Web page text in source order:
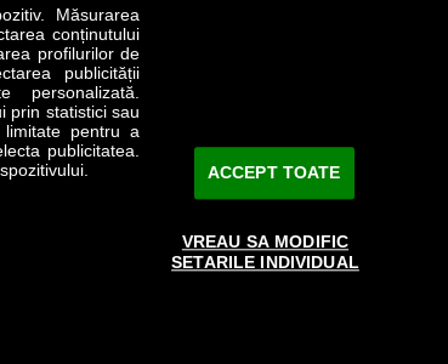
Măsurarea
conținutului
profilurilor de
publicității
personalizată.
prin statistici sau
pentru a
publicitatea.
ACCEPT TOATE
VREAU SA MODIFIC
SETARILE INDIVIDUAL